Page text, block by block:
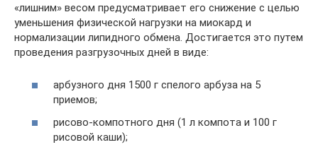
«лишним» весом предусматривает его снижение с целью
уменьшения физической нагрузки на миокард и
нормализации липидного обмена. Достигается это путем
проведения разгрузочных дней в виде:
арбузного дня 1500 г спелого арбуза на 5
приемов;
рисово-компотного дня (1 л компота и 100 г
рисовой каши);